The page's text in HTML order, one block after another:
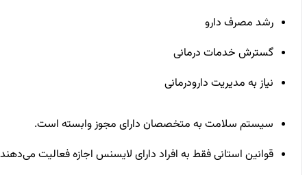
رشد مصرف دارو
گسترش خدمات درمانی
نیاز به مدیریت دارودرمانی
سیستم سلامت به متخصصان دارای مجوز وابسته است.
قوانین استانی فقط به افراد دارای لایسنس اجازه فعالیت می‌دهند،